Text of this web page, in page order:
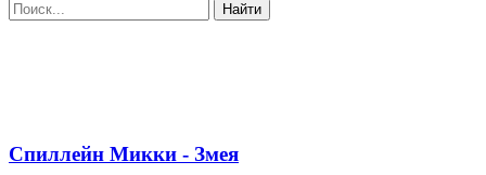
Найти
Спиллейн Микки - Змея